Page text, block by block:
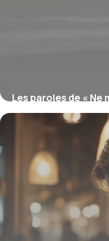
Les paroles de « Ne
l’histoire d’un